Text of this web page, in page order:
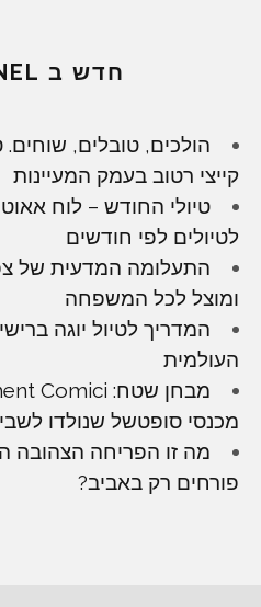
חדש ב OUTPANEL
הולכים, טובלים,
קייצי רטוב בעמק המעיינות
טיולי החודש – לוח
לטיולים לפי חודשים
התעלומה המדעית של
ומוצל לכל המשפחה
המדריך לטיול יוגה
העולמית
מכנסי סופטשל שנולדו
מה זו הפריחה הצהובה
פורחים רק באביב?